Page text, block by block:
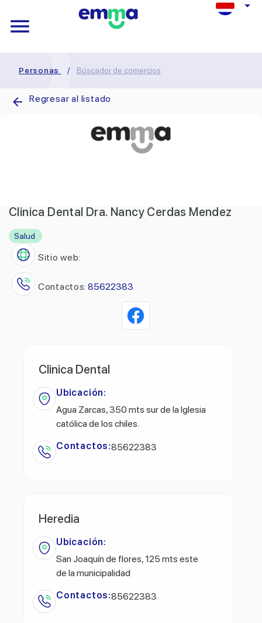
Personas / Búscador de comercios
Regresar al listado
Clinica Dental Dra. Nancy Cerdas Mendez
Salud
Sitio web:
Contactos: 85622383
Clinica Dental
Ubicación:
Agua Zarcas, 350 mts sur de la Iglesia
católica de los chiles.
Contactos:85622383
Heredia
Ubicación:
San Joaquín de flores, 125 mts este
de la municipalidad
Contactos:85622383